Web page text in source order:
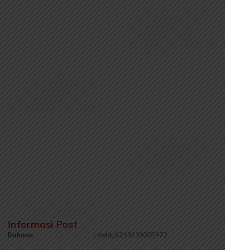
Informasi Post
Bahasa : field_6213439005972